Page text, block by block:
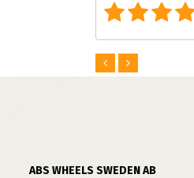
ABS WHEELS SWEDEN AB